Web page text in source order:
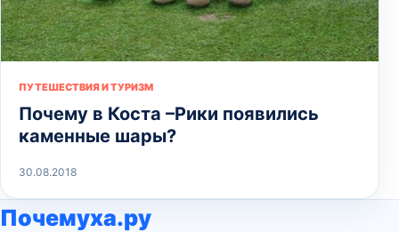
ПУТЕШЕСТВИЯ И ТУРИЗМ
Почему в Коста –Рики появились
каменные шары?
30.08.2018
Почемуха.ру